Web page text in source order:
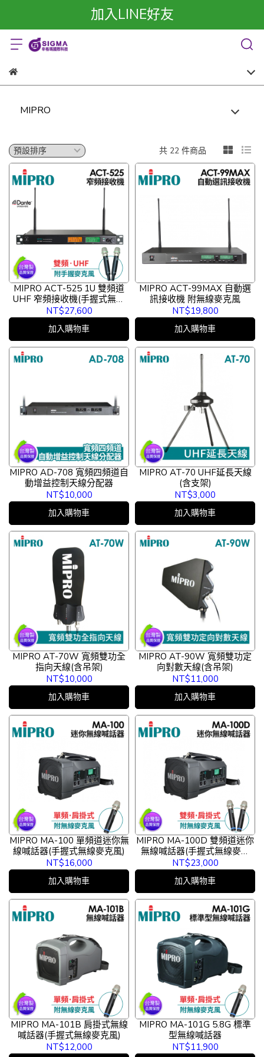
加入LINE好友
MIPRO
共 22 件商品
MIPRO ACT-525 1U 雙頻道
UHF 窄頻接收機(手握式無線
麥克風)
NT$27,600
加入購物車
MIPRO ACT-99MAX 自動選
訊接收機 附無線麥克風
NT$19,800
加入購物車
MIPRO AD-708 寬頻四頻道自
動增益控制天線分配器
NT$10,000
加入購物車
MIPRO AT-70 UHF延長天線
(含支架)
NT$3,000
加入購物車
MIPRO AT-70W 寬頻雙功全
指向天線(含吊架)
NT$10,000
加入購物車
MIPRO AT-90W 寬頻雙功定
向對數天線(含吊架)
NT$11,000
加入購物車
MIPRO MA-100 單頻道迷你無
線喊話器(手握式無線麥克風)
NT$16,000
加入購物車
MIPRO MA-100D 雙頻道迷你
無線喊話器(手握式無線麥克
風)
NT$23,000
加入購物車
MIPRO MA-101B 肩掛式無線
喊話器(手握式無線麥克風)
NT$12,000
MIPRO MA-101G 5.8G 標準
型無線喊話器
NT$11,900